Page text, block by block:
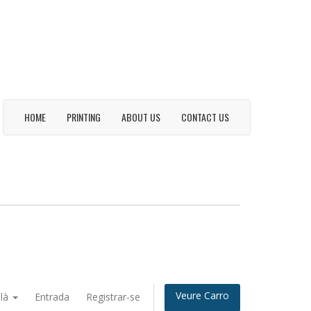
HOME PRINTING ABOUT US CONTACT US
Entrada Registrar-se Veure Carro